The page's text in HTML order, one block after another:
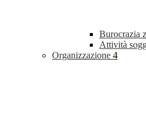
Burocrazia
Attività
Organizzazione 4